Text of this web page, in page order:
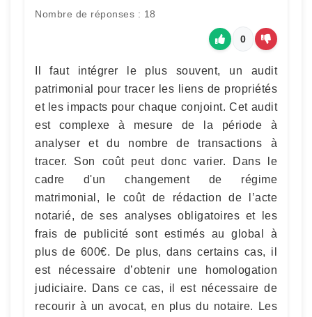
Nombre de réponses : 18
0
Il faut intégrer le plus souvent, un audit
patrimonial pour tracer les liens de propriétés
et les impacts pour chaque conjoint. Cet audit
est complexe à mesure de la période à
analyser et du nombre de transactions à
tracer. Son coût peut donc varier. Dans le
cadre d'un changement de régime
matrimonial, le coût de rédaction de l’acte
notarié, de ses analyses obligatoires et les
frais de publicité sont estimés au global à
plus de 600€. De plus, dans certains cas, il
est nécessaire d’obtenir une homologation
judiciaire. Dans ce cas, il est nécessaire de
recourir à un avocat, en plus du notaire. Les